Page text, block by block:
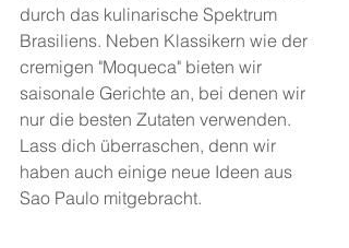
durch das kulinarische Spektrum
Brasiliens. Neben Klassikern wie der
cremigen "Moqueca" bieten wir
saisonale Gerichte an, bei denen wir
nur die besten Zutaten verwenden.
Lass dich überraschen, denn wir
haben auch einige neue Ideen aus
Sao Paulo mitgebracht.